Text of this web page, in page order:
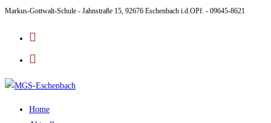
Zum
springen
Markus-Gottwalt-Schule - Jahnstraße 15, 92676 Eschenbach i.d.OPf. - 09645-8621
Home